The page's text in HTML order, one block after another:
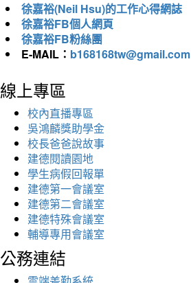
徐嘉裕(Neil Hsu)的工作心得網誌
徐嘉裕FB個人網頁
徐嘉裕FB粉絲團
E-MAIL： b168168tw@gmail.com
線上專區
校內直播專區
吳鴻麟獎助學金
校長爸爸說故事
建德閱讀園地
學生病假回報單
建德第一會議室
建德第二會議室
建德特殊會議室
輔導專用會議室
公務連結